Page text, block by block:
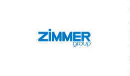
+34 91 882-2623